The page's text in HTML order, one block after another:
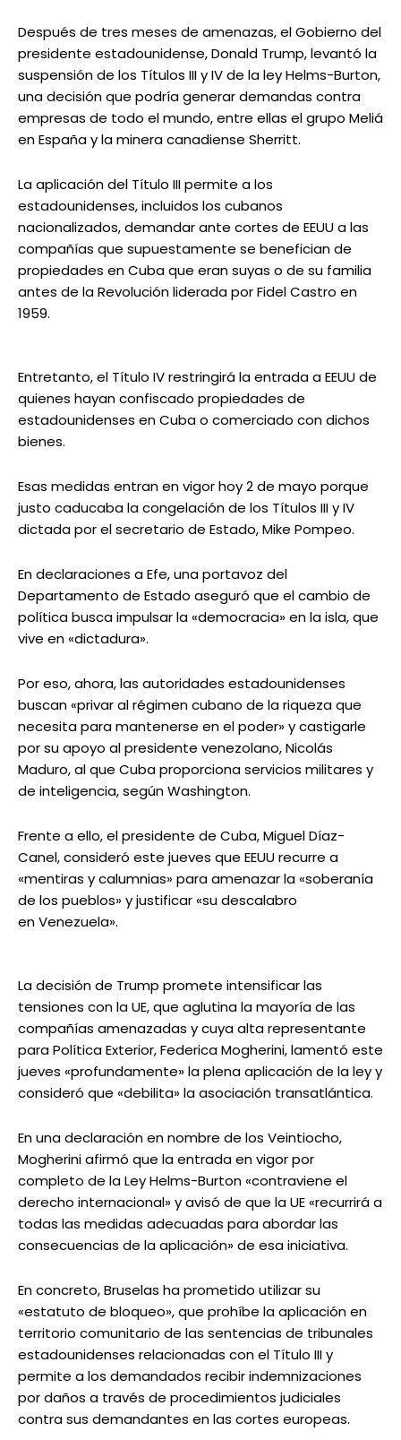
Después de tres meses de amenazas, el Gobierno del
presidente estadounidense, Donald Trump, levantó la
suspensión de los Títulos III y IV de la ley Helms-Burton,
una decisión que podría generar demandas contra
empresas de todo el mundo, entre ellas el grupo Meliá
en España y la minera canadiense Sherritt.
La aplicación del Título III permite a los
estadounidenses, incluidos los cubanos
nacionalizados, demandar ante cortes de EEUU a las
compañías que supuestamente se benefician de
propiedades en Cuba que eran suyas o de su familia
antes de la Revolución liderada por Fidel Castro en
1959.
Entretanto, el Título IV restringirá la entrada a EEUU de
quienes hayan confiscado propiedades de
estadounidenses en Cuba o comerciado con dichos
bienes.
Esas medidas entran en vigor hoy 2 de mayo porque
justo caducaba la congelación de los Títulos III y IV
dictada por el secretario de Estado, Mike Pompeo.
En declaraciones a Efe, una portavoz del
Departamento de Estado aseguró que el cambio de
política busca impulsar la «democracia» en la isla, que
vive en «dictadura».
Por eso, ahora, las autoridades estadounidenses
buscan «privar al régimen cubano de la riqueza que
necesita para mantenerse en el poder» y castigarle
por su apoyo al presidente venezolano, Nicolás
Maduro, al que Cuba proporciona servicios militares y
de inteligencia, según Washington.
Frente a ello, el presidente de Cuba, Miguel Díaz-
Canel, consideró este jueves que EEUU recurre a
«mentiras y calumnias» para amenazar la «soberanía
de los pueblos» y justificar «su descalabro
en Venezuela».
La decisión de Trump promete intensificar las
tensiones con la UE, que aglutina la mayoría de las
compañías amenazadas y cuya alta representante
para Política Exterior, Federica Mogherini, lamentó este
jueves «profundamente» la plena aplicación de la ley y
consideró que «debilita» la asociación transatlántica.
En una declaración en nombre de los Veintiocho,
Mogherini afirmó que la entrada en vigor por
completo de la Ley Helms-Burton «contraviene el
derecho internacional» y avisó de que la UE «recurrirá a
todas las medidas adecuadas para abordar las
consecuencias de la aplicación» de esa iniciativa.
En concreto, Bruselas ha prometido utilizar su
«estatuto de bloqueo», que prohíbe la aplicación en
territorio comunitario de las sentencias de tribunales
estadounidenses relacionadas con el Título III y
permite a los demandados recibir indemnizaciones
por daños a través de procedimientos judiciales
contra sus demandantes en las cortes europeas.